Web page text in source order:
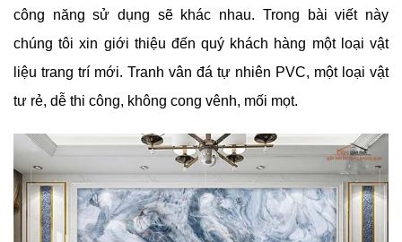
công năng sử dụng sẽ khác nhau. Trong bài viết này
chúng tôi xin giới thiệu đến quý khách hàng một loại vật
liệu trang trí mới. Tranh vân đá tự nhiên PVC, một loại vật
tư rẻ, dễ thi công, không cong vênh, mối mọt.